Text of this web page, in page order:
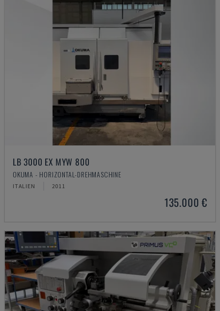
LB 3000 EX MYW 800
OKUMA - HORIZONTAL-DREHMASCHINE
ITALIEN 2011
135.000 €